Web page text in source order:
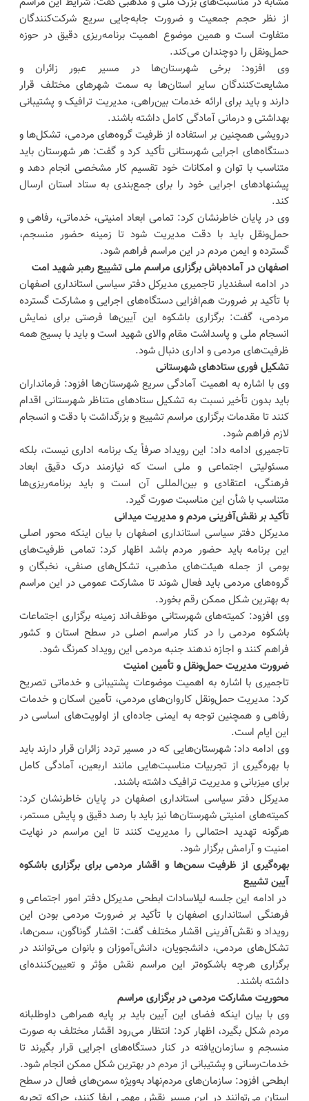
از نظر حجم جمعیت و ضرورت جابه‌جایی سریع شرکت‌کنندگان
متفاوت است و همین موضوع اهمیت برنامه‌ریزی دقیق در حوزه
حمل‌ونقل را دوچندان می‌کند.
وی افزود: برخی شهرستان‌ها در مسیر عبور زائران و
مشایعت‌کنندگان سایر استان‌ها به سمت شهرهای مختلف قرار
دارند و باید برای ارائه خدمات بین‌راهی، مدیریت ترافیک و پشتیبانی
بهداشتی و درمانی آمادگی کامل داشته باشند.
درویشی همچنین بر استفاده از ظرفیت گروه‌های مردمی، تشکل‌ها و
دستگاه‌های اجرایی شهرستانی تأکید کرد و گفت: هر شهرستان باید
متناسب با توان و امکانات خود تقسیم کار مشخصی انجام دهد و
پیشنهادهای اجرایی خود را برای جمع‌بندی به ستاد استان ارسال
کند.
وی در پایان خاطرنشان کرد: تمامی ابعاد امنیتی، خدماتی، رفاهی و
حمل‌ونقل باید با دقت مدیریت شود تا زمینه حضور منسجم،
گسترده و ایمن مردم در این مراسم فراهم شود.
اصفهان در آماده‌باش برگزاری مراسم ملی تشییع رهبر شهید امت
در ادامه اسفندیار تاجمیری مدیرکل دفتر سیاسی استانداری اصفهان
با تأکید بر ضرورت هم‌افزایی دستگاه‌های اجرایی و مشارکت گسترده
مردمی، گفت: برگزاری باشکوه این آیین‌ها فرصتی برای نمایش
انسجام ملی و پاسداشت مقام والای شهید است و باید با بسیج همه
ظرفیت‌های مردمی و اداری دنبال شود.
تشکیل فوری ستادهای شهرستانی
وی با اشاره به اهمیت آمادگی سریع شهرستان‌ها افزود: فرمانداران
باید بدون تأخیر نسبت به تشکیل ستادهای متناظر شهرستانی اقدام
کنند تا مقدمات برگزاری مراسم تشییع و بزرگداشت با دقت و انسجام
لازم فراهم شود.
تاجمیری ادامه داد: این رویداد صرفاً یک برنامه اداری نیست، بلکه
مسئولیتی اجتماعی و ملی است که نیازمند درک دقیق ابعاد
فرهنگی، اعتقادی و بین‌المللی آن است و باید برنامه‌ریزی‌ها
متناسب با شأن این مناسبت صورت گیرد.
تأکید بر نقش‌آفرینی مردم و مدیریت میدانی
مدیرکل دفتر سیاسی استانداری اصفهان با بیان اینکه محور اصلی
این برنامه باید حضور مردم باشد اظهار کرد: تمامی ظرفیت‌های
بومی از جمله هیئت‌های مذهبی، تشکل‌های صنفی، نخبگان و
گروه‌های مردمی باید فعال شوند تا مشارکت عمومی در این مراسم
به بهترین شکل ممکن رقم بخورد.
وی افزود: کمیته‌های شهرستانی موظف‌اند زمینه برگزاری اجتماعات
باشکوه مردمی را در کنار مراسم اصلی در سطح استان و کشور
فراهم کنند و اجازه ندهند جنبه مردمی این رویداد کمرنگ شود.
ضرورت مدیریت حمل‌ونقل و تأمین امنیت
تاجمیری با اشاره به اهمیت موضوعات پشتیبانی و خدماتی تصریح
کرد: مدیریت حمل‌ونقل کاروان‌های مردمی، تأمین اسکان و خدمات
رفاهی و همچنین توجه به ایمنی جاده‌ای از اولویت‌های اساسی در
این ایام است.
وی ادامه داد: شهرستان‌هایی که در مسیر تردد زائران قرار دارند باید
با بهره‌گیری از تجربیات مناسبت‌هایی مانند اربعین، آمادگی کامل
برای میزبانی و مدیریت ترافیک داشته باشند.
مدیرکل دفتر سیاسی استانداری اصفهان در پایان خاطرنشان کرد:
کمیته‌های امنیتی شهرستان‌ها نیز باید با رصد دقیق و پایش مستمر،
هرگونه تهدید احتمالی را مدیریت کنند تا این مراسم در نهایت
امنیت و آرامش برگزار شود.
بهره‌گیری از ظرفیت سمن‌ها و اقشار مردمی برای برگزاری باشکوه
آیین تشییع
در ادامه این جلسه لیلاسادات ابطحی مدیرکل دفتر امور اجتماعی و
فرهنگی استانداری اصفهان با تأکید بر ضرورت مردمی بودن این
رویداد و نقش‌آفرینی اقشار مختلف گفت: اقشار گوناگون، سمن‌ها،
تشکل‌های مردمی، دانشجویان، دانش‌آموزان و بانوان می‌توانند در
برگزاری هرچه باشکوه‌تر این مراسم نقش مؤثر و تعیین‌کننده‌ای
داشته باشند.
محوریت مشارکت مردمی در برگزاری مراسم
وی با بیان اینکه فضای این آیین باید بر پایه همراهی داوطلبانه
مردم شکل بگیرد، اظهار کرد: انتظار می‌رود اقشار مختلف به صورت
منسجم و سازمان‌یافته در کنار دستگاه‌های اجرایی قرار بگیرند تا
خدمات‌رسانی و پشتیبانی از مردم در بهترین شکل ممکن انجام شود.
ابطحی افزود: سازمان‌های مردم‌نهاد به‌ویژه سمن‌های فعال در سطح